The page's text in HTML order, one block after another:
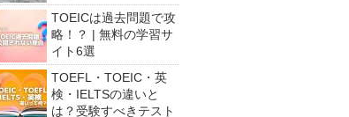
TOEICは過去問題で攻
略！？ | 無料の学習サ
イト6選
TOEFL・TOEIC・英
検・IELTSの違いと
は？受験すべきテスト